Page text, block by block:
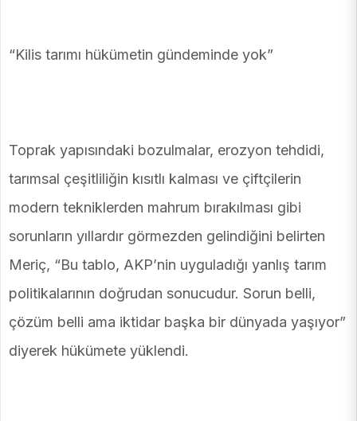
“Kilis tarımı hükümetin gündeminde yok”
Toprak yapısındaki bozulmalar, erozyon tehdidi,
tarımsal çeşitliliğin kısıtlı kalması ve çiftçilerin
modern tekniklerden mahrum bırakılması gibi
sorunların yıllardır görmezden gelindiğini belirten
Meriç, “Bu tablo, AKP’nin uyguladığı yanlış tarım
politikalarının doğrudan sonucudur. Sorun belli,
çözüm belli ama iktidar başka bir dünyada yaşıyor”
diyerek hükümete yüklendi.